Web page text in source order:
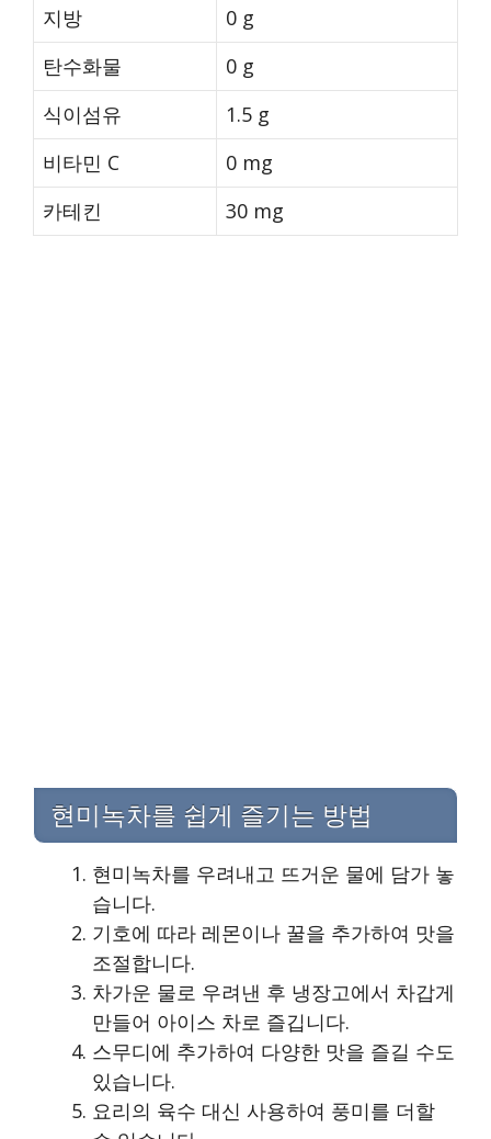
지방
0 g
탄수화물
0 g
식이섬유
1.5 g
비타민 C
0 mg
카테킨
30 mg
현미녹차를 쉽게 즐기는 방법
현미녹차를 우려내고 뜨거운 물에 담가 놓
습니다.
기호에 따라 레몬이나 꿀을 추가하여 맛을
조절합니다.
차가운 물로 우려낸 후 냉장고에서 차갑게
만들어 아이스 차로 즐깁니다.
스무디에 추가하여 다양한 맛을 즐길 수도
있습니다.
요리의 육수 대신 사용하여 풍미를 더할